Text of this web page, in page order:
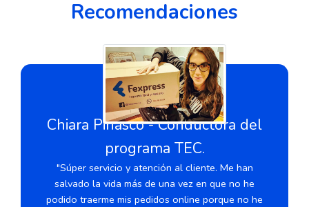
Recomendaciones
Chiara Pinasco - Conductora del
programa TEC.
"Súper servicio y atención al cliente. Me han
salvado la vida más de una vez en que no he
podido traerme mis pedidos online porque no he